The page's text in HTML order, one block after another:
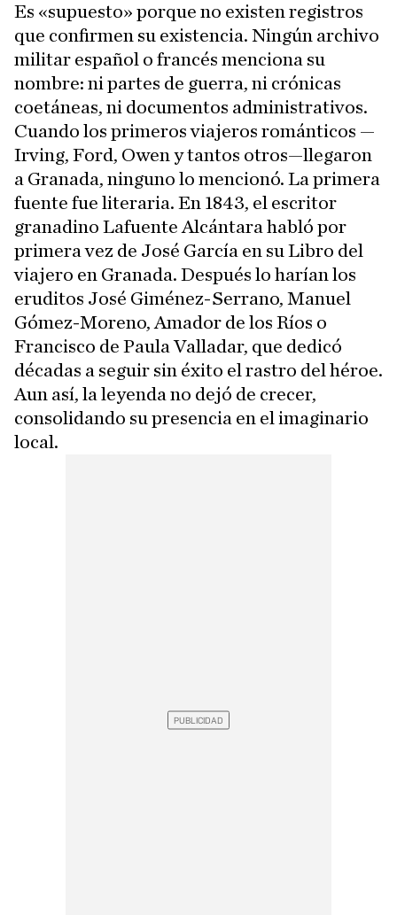
Es «supuesto» porque no existen registros
que confirmen su existencia. Ningún archivo
militar español o francés menciona su
nombre: ni partes de guerra, ni crónicas
coetáneas, ni documentos administrativos.
Cuando los primeros viajeros románticos —
Irving, Ford, Owen y tantos otros—llegaron
a Granada, ninguno lo mencionó. La primera
fuente fue literaria. En 1843, el escritor
granadino Lafuente Alcántara habló por
primera vez de José García en su Libro del
viajero en Granada. Después lo harían los
eruditos José Giménez-Serrano, Manuel
Gómez-Moreno, Amador de los Ríos o
Francisco de Paula Valladar, que dedicó
décadas a seguir sin éxito el rastro del héroe.
Aun así, la leyenda no dejó de crecer,
consolidando su presencia en el imaginario
local.